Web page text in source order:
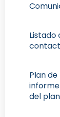
Listado
Plan
del